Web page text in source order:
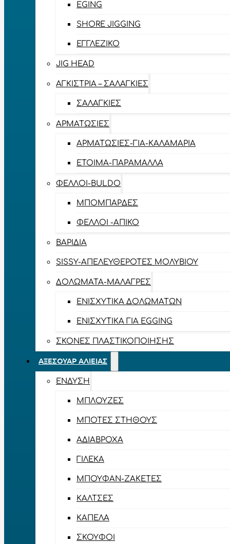
EGING
SHORE JIGGING
ΕΓΓΛΈΖΙΚΟ
JIG HEAD
ΑΓΚΊΣΤΡΙΑ – ΣΑΛΑΓΚΙΈΣ
ΣΑΛΑΓΚΙΈΣ
ΑΡΜΑΤΩΣΙΈΣ
ΑΡΜΑΤΩΣΙΈΣ-ΓΙΑ-ΚΑΛΑΜΆΡΙΑ
ΈΤΟΙΜΑ-ΠΑΡΆΜΑΛΛΑ
ΦΕΛΛΟΊ-BULDO
ΜΠΟΜΠΆΡΔΕΣ
ΦΕΛΛΟΊ -ΑΠΊΚΟ
ΒΑΡΊΔΙΑ
SISSY-ΑΠΕΛΕΥΘΕΡΟΤΈΣ ΜΟΛΥΒΙΟΎ
ΔΟΛΏΜΑΤΑ-ΜΑΛΆΓΡΕΣ
ΕΝΙΣΧΥΤΙΚΆ ΔΟΛΩΜΆΤΩΝ
ΕΝΙΣΧΥΤΙΚΆ ΓΙΑ EGGING
ΣΚΌΝΕΣ ΠΛΑΣΤΙΚΟΠΟΊΗΣΗΣ
ΑΞΕΣΟΥΆΡ ΑΛΙΕΊΑΣ
ΈΝΔΥΣΗ
ΜΠΛΟΎΖΕΣ
ΜΠΌΤΕΣ ΣΤΉΘΟΥΣ
ΑΔΙΆΒΡΟΧΑ
ΓΙΛΈΚΑ
ΜΠΟΥΦΆΝ-ΖΑΚΈΤΕΣ
ΚΆΛΤΣΕΣ
ΚΑΠΈΛΑ
ΣΚΟΎΦΟΙ